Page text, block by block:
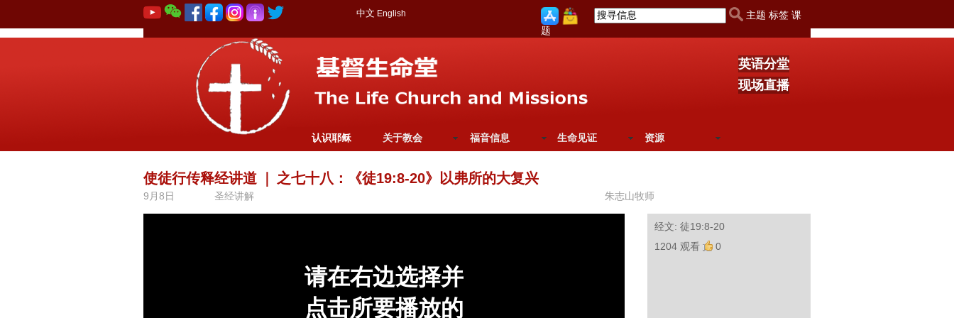
中文 English
主题 标签 课
题
英语分堂
现场直播
认识耶稣 关于教会 福音信息 生命见证 资源
使徒行传释经讲道 之七十八：《徒19:8-20》以弗所的大复兴
9月8日 圣经讲解 朱志山牧师
经文: 徒19:8-20
1204 观看
0